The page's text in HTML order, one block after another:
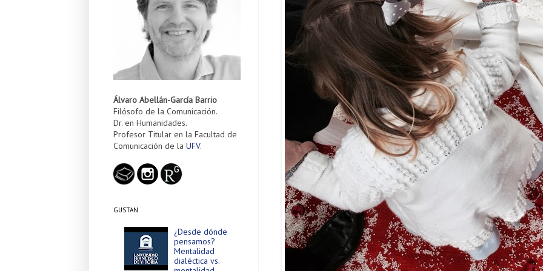
Álvaro Abellán-García Barrio
Filósofo de la Comunicación.
Dr. en Humanidades.
Profesor Titular en la Facultad de
Comunicación de la UFV.
GUSTAN
¿Desde dónde
pensamos?
Mentalidad
dialéctica vs.